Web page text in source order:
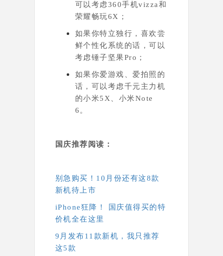
可以考虑360手机vizza和
荣耀畅玩6X；
如果你特立独行，喜欢尝
鲜个性化系统的话，可以
考虑锤子坚果Pro；
如果你爱游戏、爱拍照的
话，可以考虑千元主力机
的小米5X、小米Note
6。
国庆推荐阅读：
别急购买！10月份还有这8款
新机待上市
iPhone狂降！ 国庆值得买的特
价机全在这里
9月发布11款新机，我只推荐
这5款